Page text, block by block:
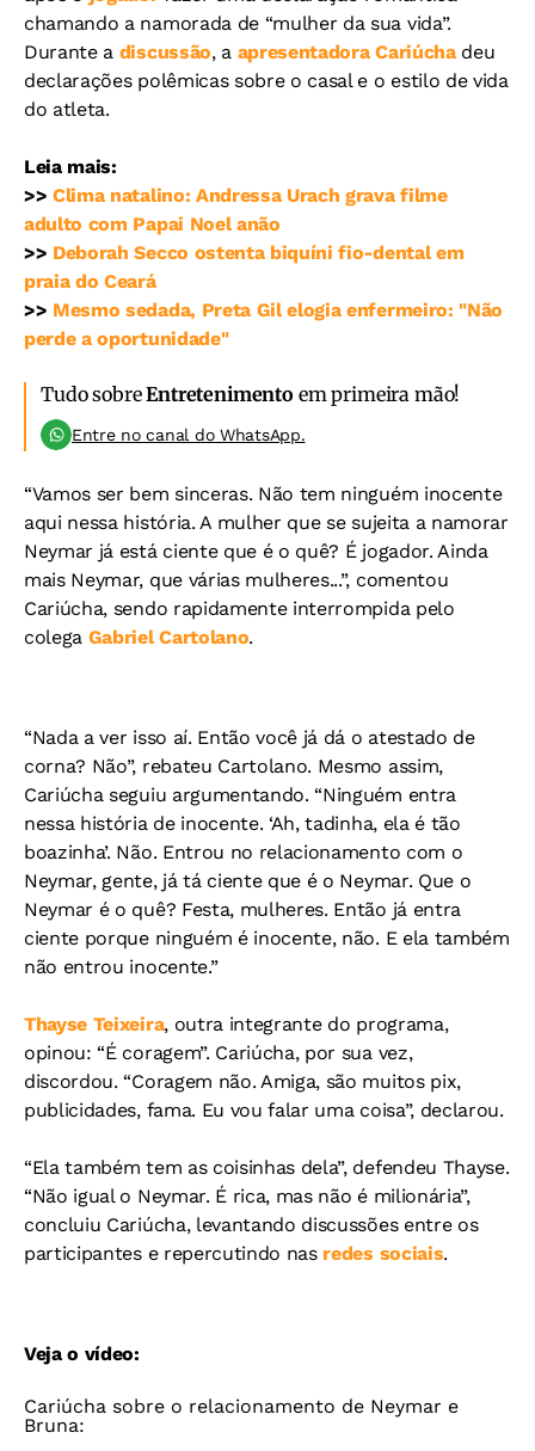
chamando a namorada de “mulher da sua vida”.
Durante a discussão, a apresentadora Cariúchadeu
declarações polêmicas sobre o casal e o estilo de vida
do atleta.
Leia mais:
>>Clima natalino: Andressa Urach grava filme
adulto com Papai Noel anão
>> Deborah Secco ostenta biquíni fio-dental em
praia do Ceará
>> Mesmo sedada, Preta Gil elogia enfermeiro: "Não
perde a oportunidade"
Tudo sobreEntretenimento em primeira mão!
Entre no canal do WhatsApp.
“Vamos ser bem sinceras. Não tem ninguém inocente
aqui nessa história. A mulher que se sujeita a namorar
Neymar já está ciente que é o quê? É jogador. Ainda
mais Neymar, que várias mulheres...”, comentou
Cariúcha, sendo rapidamente interrompida pelo
colega Gabriel Cartolano.
“Nada a ver isso aí. Então você já dá o atestado de
corna? Não”, rebateu Cartolano. Mesmo assim,
Cariúcha seguiu argumentando. “Ninguém entra
nessa história de inocente. ‘Ah, tadinha, ela é tão
boazinha’. Não. Entrou no relacionamento com o
Neymar, gente, já tá ciente que é o Neymar. Que o
Neymar é o quê? Festa, mulheres. Então já entra
ciente porque ninguém é inocente, não. E ela também
não entrou inocente.”
Thayse Teixeira, outra integrante do programa,
opinou: “É coragem”. Cariúcha, por sua vez,
discordou. “Coragem não. Amiga, são muitos pix,
publicidades, fama. Eu vou falar uma coisa”, declarou.
“Ela também tem as coisinhas dela”, defendeu Thayse.
“Não igual o Neymar. É rica, mas não é milionária”,
concluiu Cariúcha, levantando discussões entre os
participantes e repercutindo nas redes sociais.
Veja o vídeo:
Cariúcha sobre o relacionamento de Neymar e
Bruna: